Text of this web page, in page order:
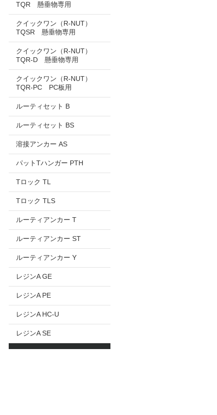
TQR 懸垂物専用
クイックワン（R-NUT）
TQSR 懸垂物専用
クイックワン（R-NUT）
TQR-D 懸垂物専用
クイックワン（R-NUT）
TQR-PC PC板用
ルーティセット B
ルーティセット BS
溶接アンカー AS
パットTハンガー PTH
Tロック TL
Tロック TLS
ルーティアンカー T
ルーティアンカー ST
ルーティアンカー Y
レジンA GE
レジンA PE
レジンA HC-U
レジンA SE